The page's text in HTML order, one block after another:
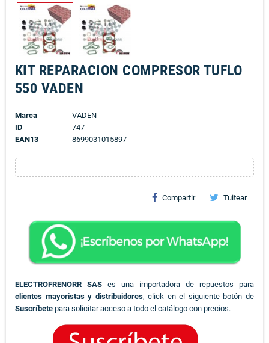
KIT REPARACION COMPRESOR TUFLO
550 VADEN
Marca
VADEN
ID
747
EAN13
8699031015897
Compartir Tuitear
ELECTROFRENORR SAS es una importadora de repuestos para
clientes mayoristas y distribuidores, click en el siguiente botón de
Suscríbete para solicitar acceso a todo el catálogo con precios.